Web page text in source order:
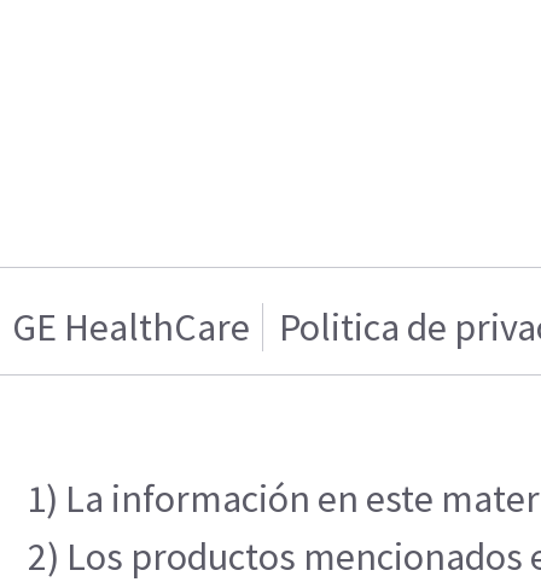
GE HealthCare Politica de
1) La información en este
2) Los productos